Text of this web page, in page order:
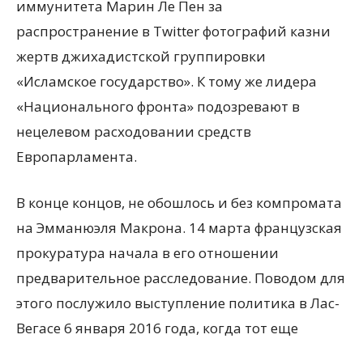
иммунитета Марин Ле Пен за
распространение в Twitter фотографий казни
жертв джихадистской группировки
«Исламское государство». К тому же лидера
«Национального фронта» подозревают в
нецелевом расходовании средств
Европарламента.
В конце концов, не обошлось и без компромата
на Эмманюэля Макрона. 14 марта французская
прокуратура начала в его отношении
предварительное расследование. Поводом для
этого послужило выступление политика в Лас-
Вегасе 6 января 2016 года, когда тот еще